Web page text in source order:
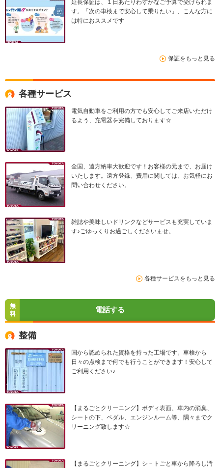
延長保証は、１日あたりわずかなご予算で受けられま
す。「次の車検まで安心して乗りたい」、こんな方に
は特におススメです
保証をもっと見る
各種サービス
電気自動車をご利用の方でも安心してご来店いただけ
るよう、充電器を完備しております☆
全国、遠方納車大歓迎です！お客様の元まで、お届け
いたします。遠方登録、費用に関しては、お気軽にお
問い合わせください。
雑誌や美味しいドリンクなどサービスも充実していま
す♪ごゆっくりお過ごしくださいませ。
各種サービスをもっと見る
無
料
電話する
整備
国から認められた資格を持った工場です。車検から
日々の点検まで何でも行うことができます！安心して
ご利用ください♪
【まるごとクリーニング】ボディ表面、車内の消臭、
シートの下、ペダル、エンジンルーム等、隅々までク
リーニング致します☆
【まるごとクリーニング】シ－トごと車から降ろし汚